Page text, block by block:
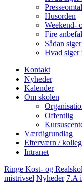
Husorden
Weekend-
Fire
Sådan
Hvad siger
Kontakt
Nyheder
Kalender
Om skolen
Offentlig
Værdigrundlag
Efterværn /
Intranet
Ringe Kost- og
mistrivsel Nyheder 7.A